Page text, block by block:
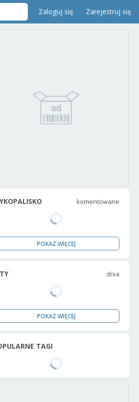
Zaloguj się Zarejestruj się
komentowane
POKAŻ WIĘCEJ
dnia
POKAŻ WIĘCEJ
TAGI